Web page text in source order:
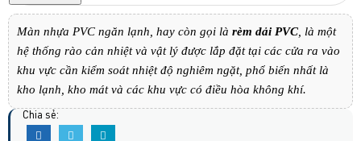
​Màn nhựa PVC ngăn lạnh, hay còn gọi là rèm dải PVC , là một
hệ thống rào cản nhiệt và vật lý được lắp đặt tại các cửa ra vào
khu vực cần kiểm soát nhiệt độ nghiêm ngặt, phổ biến nhất là
kho lạnh, kho mát và các khu vực có điều hòa không khí.
Chia sẻ: